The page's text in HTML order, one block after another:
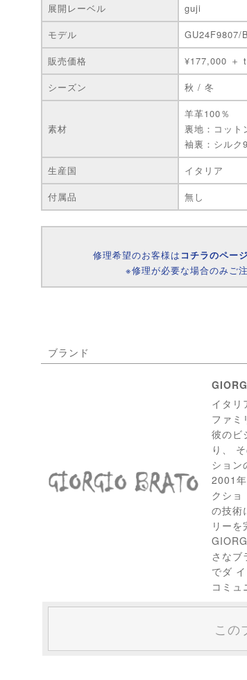
展開レーベル
guji
モデル
GU24F9807/
販売価格
¥177,000 ＋
シーズン
秋 / 冬
素材
羊革100％
裏地：コッ
袖裏：シル
生産国
イタリア
付属品
無し
修理希望のお客様は コチラのページ
※修理が必要な場合のみご
ブランド
イタリ
ファミ
彼のビ
り、
ション
2001
クショ
の技術
リーを
さなブ
でダ
コミュ
この